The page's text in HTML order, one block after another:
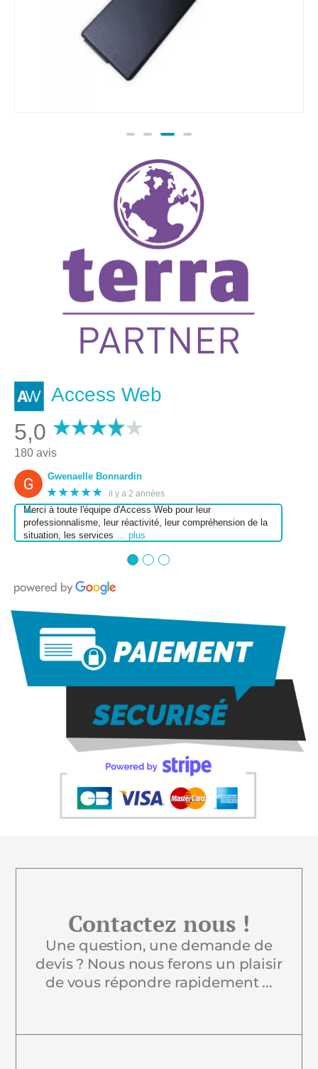
Netzteil USB-C 65W Terra Mobile 1610 (ohne
Access Web
5,0
180 avis
Gwenaelle Bonnardin
★★★★★ il y a 2 années
Merci à toute l'équipe d'Access Web pour leur
professionnalisme, leur réactivité, leur compréhension de la
situation, les services
… plus
● ● ●
Contactez nous !
Une question, une demande de
devis ? Nous nous ferons un plaisir
de vous répondre rapidement ...